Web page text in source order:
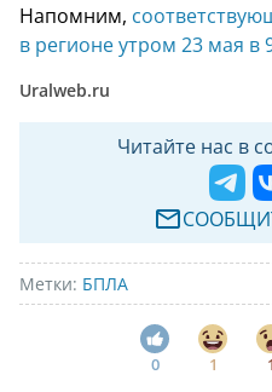
Напомним,
в регионе утром 23 мая в
Uralweb.ru
Читайте нас в
Метки: БПЛА
0 1 1